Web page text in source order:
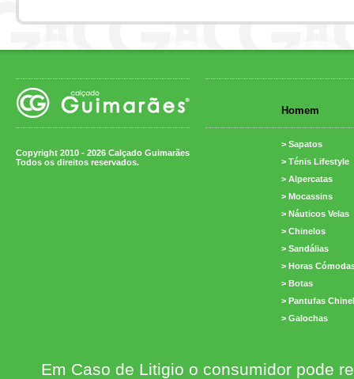
Copyright 2010 - 2026 Calçado Guimarães
Todos os direitos reservados.
Homem
> Sapatos
> Ténis Lifestyle
> Alpercatas
> Mocassins
> Náuticos Velas
> Chinelos
> Sandálias
> Horas
> Botas
> Pantufas
> Galochas
Em Caso de Litigio o consumidor pode